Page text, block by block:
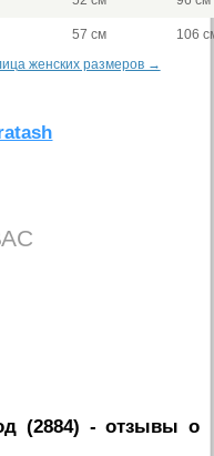
57 см
106
женских размеров →
(2884) - отзывы о